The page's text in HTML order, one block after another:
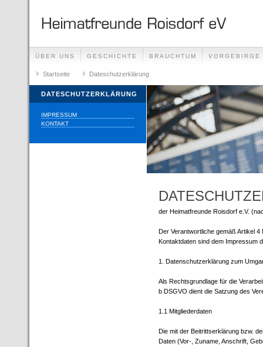
ÜBER UNS GESCHICHTE BRAUCHTUM VORGEBIRGE
Startseite Dateschutzerklärung
DATESCHUTZERKLÄRUNG
IMPRESSUM
KONTAKT
der Heimatfreunde Roisdorf e.V.
Der Verantwortliche gemäß Artikel
Kontaktdaten sind dem Impressum
1. Datenschutzerklärung zum
Als Rechtsgrundlage für die
b DSGVO dient die Satzung des
1.1 Mitgliederdaten
Die mit der Beitrittserklärung bzw.
Daten (Vor-, Zuname, Anschrift,